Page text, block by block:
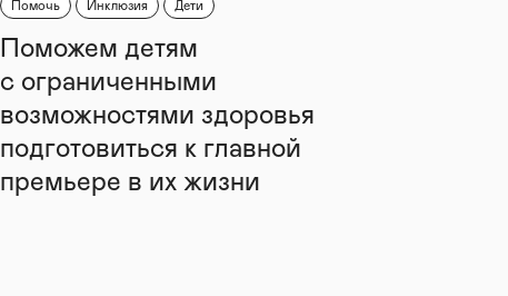
Помочь Инклюзия Дети
Поможем детям
с ограниченными
возможностями здоровья
подготовиться к главной
премьере в их жизни